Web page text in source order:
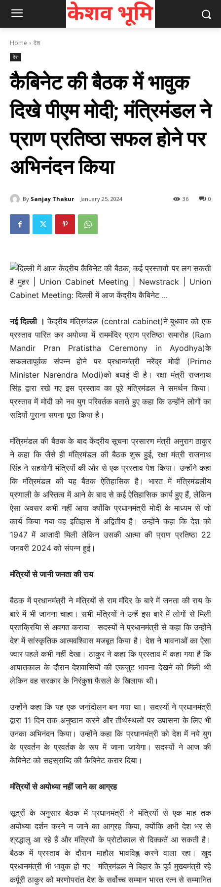
Home देश
देश
कैबिनेट की बैठक में भावुक
दिखे पीएम मोदी; मंत्रिमंडल ने
प्राण प्रतिष्‍ठा सफल होने पर
अभिनंदन किया
By Sanjay Thakur January 25, 2024 0
36
नई दिल्‍ली । केंद्रीय मंत्रिमंडल (central cabinet)ने बुधवार को एक
प्रस्ताव पारित कर अयोध्या में राममंदिर प्राण प्रतिष्ठा समारोह (Ram
Mandir Pran Pratistha Ceremony in Ayodhya)के
सफलतापूर्वक संपन्न होने पर प्रधानमंत्री नरेंद्र मोदी (Prime
Minister Narendra Modi)को बधाई दी है। रक्षा मंत्री राजनाथ
सिंह द्वारा रखे गए इस प्रस्ताव का पूरे मंत्रिमंडल ने समर्थन किया।
प्रस्ताव में मोदी को नव युग परिवर्तक बताते हुए कहा कि उन्होंने लोगों का
सदियों पुराना सपना पूरा किया है।
मंत्रिमंडल की बैठक के बाद केंद्रीय सूचना प्रसारण मंत्री अनुराग ठाकुर
ने कहा कि जैसे ही मंत्रिमंडल की बैठक शुरू हुई, रक्षा मंत्री राजनाथ
सिंह ने सहयोगी मंत्रियों की ओर से एक प्रस्ताव पेश किया। उन्होंने कहा
कि मंत्रिमंडल की यह बैठक ऐतिहासिक है। भारत में मंत्रिमंडलीय
प्रणाली के अस्तित्व में आने के बाद से कई ऐतिहासिक कार्य हुए हैं, लेकिन
ऐसा अवसर कभी नहीं आया क्योंकि प्रधानमंत्री मोदी के माध्यम से जो
कार्य किया गया वह इतिहास में अद्वितीय है। उन्होंने कहा कि देश को
1947 में आजादी मिली लेकिन उसकी आत्मा की प्राण प्रतिष्ठा 22
जनवरी 2024 को संपन्न हुई।
मंत्रियों से जानी जनता की राय
बैठक में प्रधानमंत्री ने मंत्रियों से राम मंदिर के बारे में जनता की राय के
बारे में भी जानना चाहा। सभी मंत्रियों ने उन्हें इस बारे में लोगों से मिली
प्रतक्रियिा से अवगत कराया। सदस्यों ने प्रधानमंत्री से कहा कि उन्होंने
देश में सांस्कृतिक आत्मवश्विास मजबूत किया है। देश ने भावनाओं का ऐसा
ज्वार पहले कभी नहीं देखा। ठाकुर ने कहा कि प्रस्ताव में कहा गया है कि
आपातकाल के दौरान देशवासियों की एकजुट भावना देखने को मिली थी
लेकिन वह सरकार के निरंकुश फैसले के खिलाफ थी।
उन्होंने कहा कि यह एक जनांदोलन बन गया था। सदस्यों ने प्रधानमंत्री
द्वारा 11 दिन तक अनुष्ठान करने और तीर्थस्थलों पर उपासना के लिए भी
उनका अभिनंदन किया। उन्होंने कहा कि प्रधानमंत्री को देश में नये युग
के प्रवर्तन के प्रवर्तक के रूप में जाना जायेगा। सदस्यों ने आज की
केबिनेट को सहस्राब्दि की कैबिनेट करार दिया।
मंत्रियों से अयोध्या नहीं जाने का आग्रह
सूत्रों के अनुसार बैठक में प्रधानमंत्री ने मंत्रियों से एक माह तक
अयोध्या दर्शन करने न जाने का आग्रह किया, क्योंकि अभी देश भर से
श्रद्धालु आ रहे हैं और मंत्रियों के प्रोटोकाल से दिक्कतें आ सकती है।
बैठक में प्रस्ताव के दौरान माहौल भावविह्ल करने वाला रहा। खुद
प्रधानमंत्री भी भावुक हो गए। मंत्रिमंडल ने बिहार के पूर्व मुख्यमंत्री रहे
कर्पूरी ठाकुर को मरणोपरांत देश के सर्वोच्च सम्मान भारत रत्न से सम्मानित